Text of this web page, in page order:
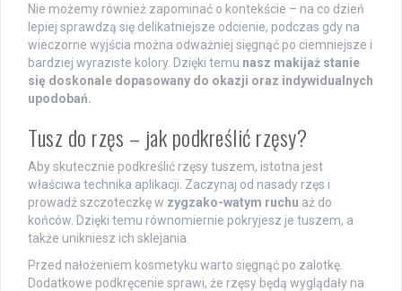
Nie możemy również zapominać o kontekście – na co dzień
lepiej sprawdzą się delikatniejsze odcienie, podczas gdy na
wieczorne wyjścia można odważniej sięgnąć po ciemniejsze i
bardziej wyraziste kolory. Dzięki temu nasz makijaż stanie
się doskonale dopasowany do okazji oraz indywidualnych
upodobań.
Tusz do rzęs – jak podkreślić rzęsy?
Aby skutecznie podkreślić rzęsy tuszem, istotna jest
właściwa technika aplikacji. Zaczynaj od nasady rzęs i
prowadź szczoteczkę w zygzako-watym ruchu aż do
końców. Dzięki temu równomiernie pokryjesz je tuszem, a
także unikniesz ich sklejania.
Przed nałożeniem kosmetyku warto sięgnąć po zalotkę.
Dodatkowe podkręcenie sprawi, że rzęsy będą wyglądały na